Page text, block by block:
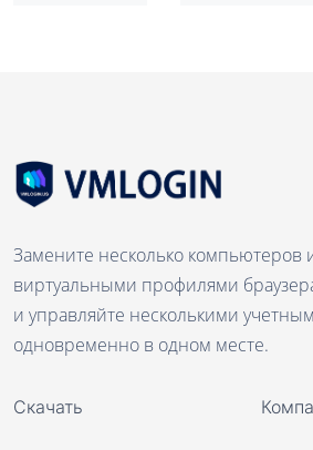
Замените несколько компьютеров
виртуальными профилями
и управляйте несколькими
одновременно в одном месте.
Скачать